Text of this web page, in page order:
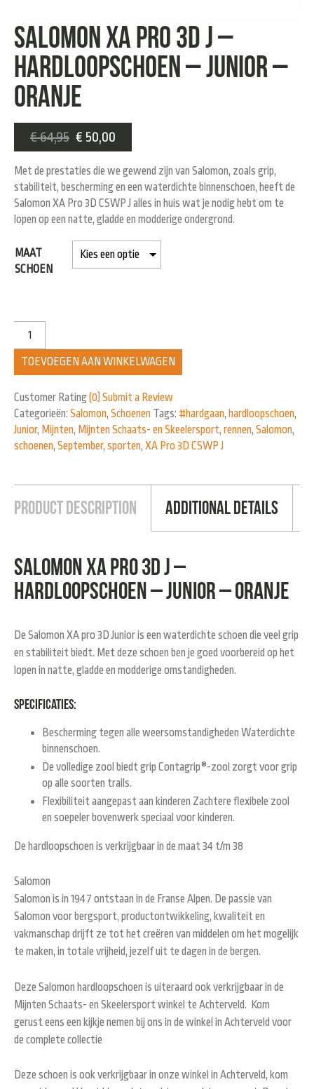
Salomon XA Pro 3D J –
Hardloopschoen – Junior –
oranje
€64,95 € 50,00
Met de prestaties die we gewend zijn van Salomon, zoals grip,
stabiliteit, bescherming en een waterdichte binnenschoen, heeft de
Salomon XA Pro 3D CSWP J alles in huis wat je nodig hebt om te
lopen op een natte, gladde en modderige ondergrond.
MAAT
SCHOEN
TOEVOEGEN AAN WINKELWAGEN
Customer Rating(0) Submit a Review
Categorieën: Salomon, Schoenen Tags: #hardgaan, hardloopschoen,
Junior, Mijnten, Mijnten Schaats- en Skeelersport, rennen, Salomon,
schoenen, September, sporten, XA Pro 3D CSWP J
Product Description Additional Details
Salomon XA Pro 3D J –
Hardloopschoen – Junior – oranje
De Salomon XA pro 3D Junior is een waterdichte schoen die veel grip
en stabiliteit biedt. Met deze schoen ben je goed voorbereid op het
lopen in natte, gladde en modderige omstandigheden.
Specificaties:
Bescherming tegen alle weersomstandigheden Waterdichte
binnenschoen.
De volledige zool biedt grip Contagrip®-zool zorgt voor grip
op alle soorten trails.
Flexibiliteit aangepast aan kinderen Zachtere flexibele zool
en soepeler bovenwerk speciaal voor kinderen.
De hardloopschoen is verkrijgbaar in de maat 34 t/m 38
Salomon
Salomon is in 1947 ontstaan in de Franse Alpen. De passie van
Salomon voor bergsport, productontwikkeling, kwaliteit en
vakmanschap drijft ze tot het creëren van middelen om het mogelijk
te maken, in totale vrijheid, jezelf uit te dagen in de bergen.
Deze Salomon hardloopschoen is uiteraard ook verkrijgbaar in de
Mijnten Schaats- en Skeelersport winkel te Achterveld. Kom
gerust eens een kijkje nemen bij ons in de winkel in Achterveld voor
de complete collectie
Deze schoen is ook verkrijgbaar in onze winkel in Achterveld, kom